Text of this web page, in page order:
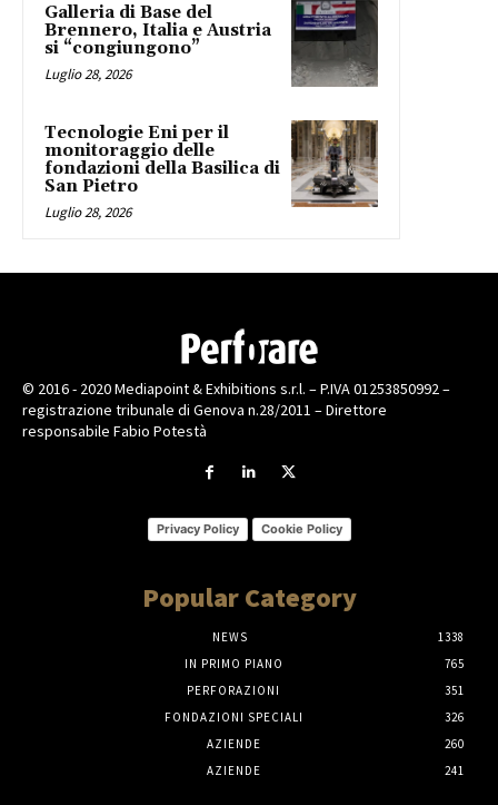
Galleria di Base del
Brennero, Italia e Austria
si “congiungono”
Luglio 28, 2026
Tecnologie Eni per il
monitoraggio delle
fondazioni della Basilica di
San Pietro
Luglio 28, 2026
© 2016 - 2020 Mediapoint & Exhibitions s.r.l. – P.IVA 01253850992 –
registrazione tribunale di Genova n.28/2011 – Direttore
responsabile Fabio Potestà
Privacy Policy Cookie Policy
Popular Category
NEWS
1338
IN PRIMO PIANO
765
PERFORAZIONI
351
FONDAZIONI SPECIALI
326
AZIENDE
260
AZIENDE
241